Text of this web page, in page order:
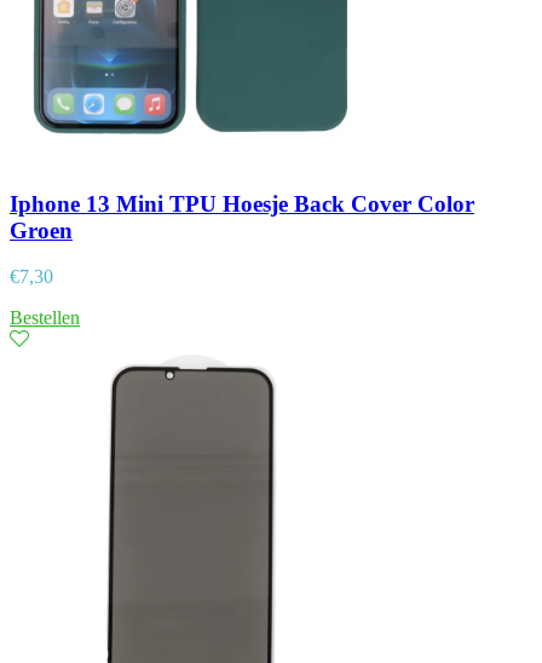
Iphone 13 Mini TPU Hoesje Back Cover Color
Groen
€7,30
Bestellen